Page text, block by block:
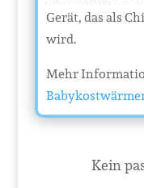
Gerät, das als
wird.
Mehr
Kein